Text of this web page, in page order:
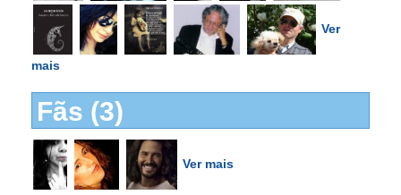
Ver
mais
Fãs (3)
Ver mais